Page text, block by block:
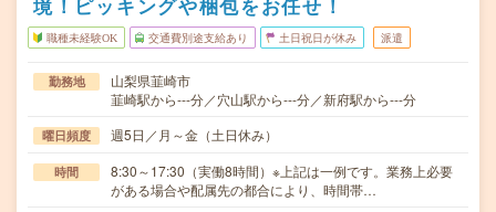
境！ピッキングや梱包をお任せ！
職種未経験OK 交通費別途支給あり 土日祝日が休み 派遣
勤務地
山梨県韮崎市
韮崎駅から---分／穴山駅から---分／新府駅から---分
曜日頻度 週5日／月～金（土日休み）
時間
8:30～17:30（実働8時間）※上記は一例です。業務上必要
がある場合や配属先の都合により、時間帯…